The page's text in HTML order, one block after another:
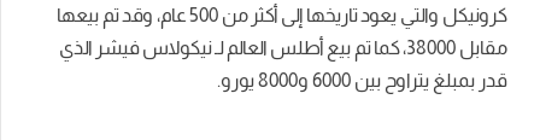
كرونيكل والتي يعود تاريخها إلى أكثر من 500 عام، وقد تم بيعها
مقابل 38000، كما تم بيع أطلس العالم لـ نيكولاس فيشر الذي
قدر بمبلغ يتراوح بين 6000 و8000 يورو.